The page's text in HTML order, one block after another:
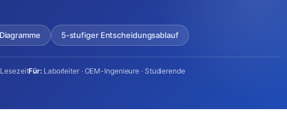
5-stufiger Entscheidungsablauf
LesezeitFür: Laborleiter · OEM-Ingenieure · Studierende